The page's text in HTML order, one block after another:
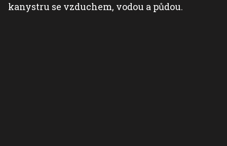
kanystru se vzduchem, vodou a půdou.